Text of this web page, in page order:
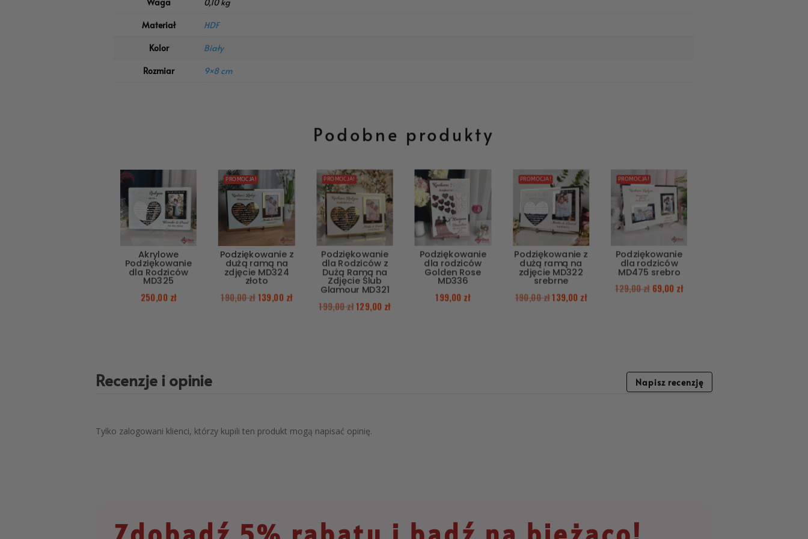
Materiał
HDF
Kolor
Biały
Rozmiar
9×8 cm
Podobne produkty
Akrylowe
Podziękowanie
dla Rodziców
MD325
250,00 zł
PROMOCJA!
Podziękowanie z
dużą ramą na
zdjęcie MD324
złoto
190,00 zł139,00 zł
PROMOCJA!
Podziękowanie
dla Rodziców z
Dużą Ramą na
Zdjęcie Ślub
Glamour MD321
199,00zł129,00 zł
Podziękowanie
dla rodziców
Golden Rose
MD336
199,00 zł
PROMOCJA!
Podziękowanie z
dużą ramą na
zdjęcie MD322
srebrne
190,00 zł139,00 zł
PROMOCJA!
Podziękowanie
dla rodziców
MD475 srebro
129,00 zł 69,00 zł
Recenzje i opinie Napisz recenzję
Tylko zalogowani klienci, którzy kupili ten produkt mogą napisać opinię.